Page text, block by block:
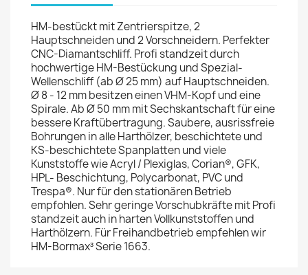
HM-bestückt mit Zentrierspitze, 2
Hauptschneiden und 2 Vorschneidern. Perfekter
CNC-Diamantschliff. Profi standzeit durch
hochwertige HM-Bestückung und Spezial-
Wellenschliff (ab Ø 25 mm) auf Hauptschneiden.
Ø 8 - 12 mm besitzen einen VHM-Kopf und eine
Spirale. Ab Ø 50 mm mit Sechskantschaft für eine
bessere Kraftübertragung. Saubere, ausrissfreie
Bohrungen in alle Harthölzer, beschichtete und
KS-beschichtete Spanplatten und viele
Kunststoffe wie Acryl / Plexiglas, Corian®, GFK,
HPL- Beschichtung, Polycarbonat, PVC und
Trespa®. Nur für den stationären Betrieb
empfohlen. Sehr geringe Vorschubkräfte mit Profi
standzeit auch in harten Vollkunststoffen und
Harthölzern. Für Freihandbetrieb empfehlen wir
HM-Bormax³ Serie 1663.